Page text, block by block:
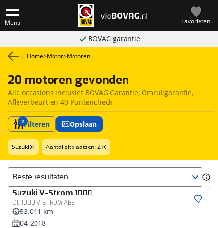
Menu Favorieten
BOVAG garantie
| Home>Motor>Motoren
20 motoren gevonden
Alle occasions inclusief BOVAG Garantie, Omruilgarantie,
Afleverbeurt en 40-Puntencheck
2Filteren Opslaan
Suzuki Aantal zitplaatsen: 2
Sorteer resultaten
SuzukiV-Strom 1000
DL 1000 V-STROM ABS
53.011 km
04-2018